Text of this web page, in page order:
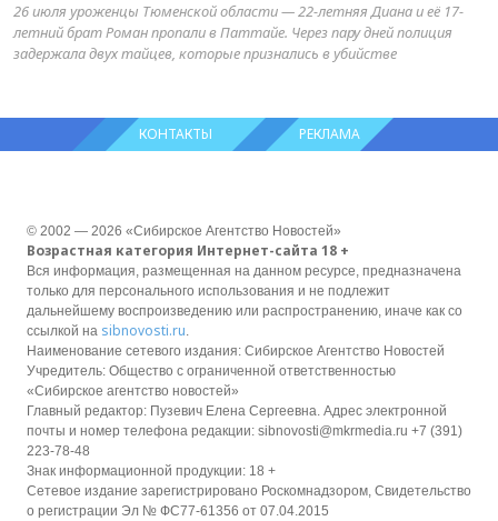
26 июля уроженцы Тюменской области — 22-летняя Диана и её 17-
летний брат Роман пропали в Паттайе. Через пару дней полиция
задержала двух тайцев, которые признались в убийстве
КОНТАКТЫ РЕКЛАМА
© 2002 — 2026 «Сибирское Агентство Новостей»
Возрастная категория Интернет-сайта 18 +
Вся информация, размещенная на данном ресурсе, предназначена
только для персонального использования и не подлежит
дальнейшему воспроизведению или распространению, иначе как со
ссылкой на sibnovosti.ru.
Наименование сетевого издания: Сибирское Агентство Новостей
Учредитель: Общество с ограниченной ответственностью
«Сибирское агентство новостей»
Главный редактор: Пузевич Елена Сергеевна. Адрес электронной
почты и номер телефона редакции: sibnovosti@mkrmedia.ru +7 (391)
223-78-48
Знак информационной продукции: 18 +
Сетевое издание зарегистрировано Роскомнадзором, Свидетельство
о регистрации Эл № ФС77-61356 от 07.04.2015